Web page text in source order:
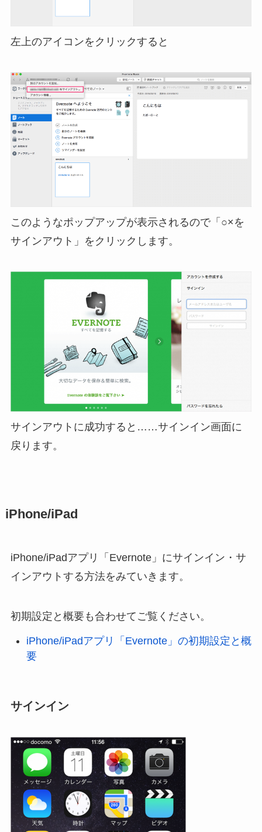
左上のアイコンをクリックすると
このようなポップアップが表示されるので「○×を
サインアウト」をクリックします。
サインアウトに成功すると……サインイン画面に
戻ります。
iPhone/iPad
iPhone/iPadアプリ「Evernote」にサインイン・サ
インアウトする方法をみていきます。
初期設定と概要も合わせてご覧ください。
iPhone/iPadアプリ「Evernote」の初期設定と概
要
サインイン